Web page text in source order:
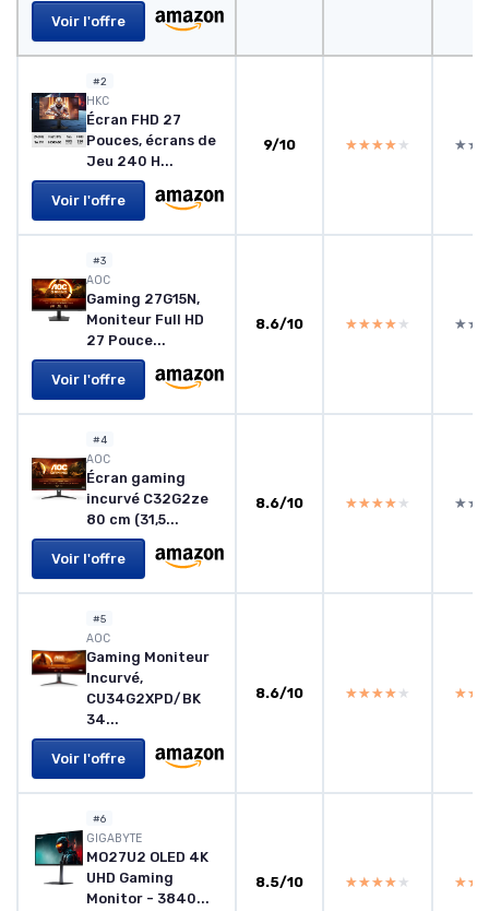
Voir l'offre
#2
HKC
Écran FHD 27
Pouces, écrans de
Jeu 240 H...
Voir l'offre
9/10 ★★★★★
★★★★★
#3
‎AOC
Gaming 27G15N,
Moniteur Full HD
27 Pouce...
Voir l'offre
8.6/10 ★★★★★
★★★★★
#4
AOC
Écran gaming
incurvé C32G2ze
80 cm (31,5...
Voir l'offre
8.6/10 ★★★★★
★★★★★
#5
AOC
Gaming Moniteur
Incurvé,
CU34G2XPD/BK
34...
Voir l'offre
8.6/10 ★★★★★
★★★★★
#6
GIGABYTE
MO27U2 OLED 4K
UHD Gaming
Monitor - 3840...
8.5/10 ★★★★★
★★★★★